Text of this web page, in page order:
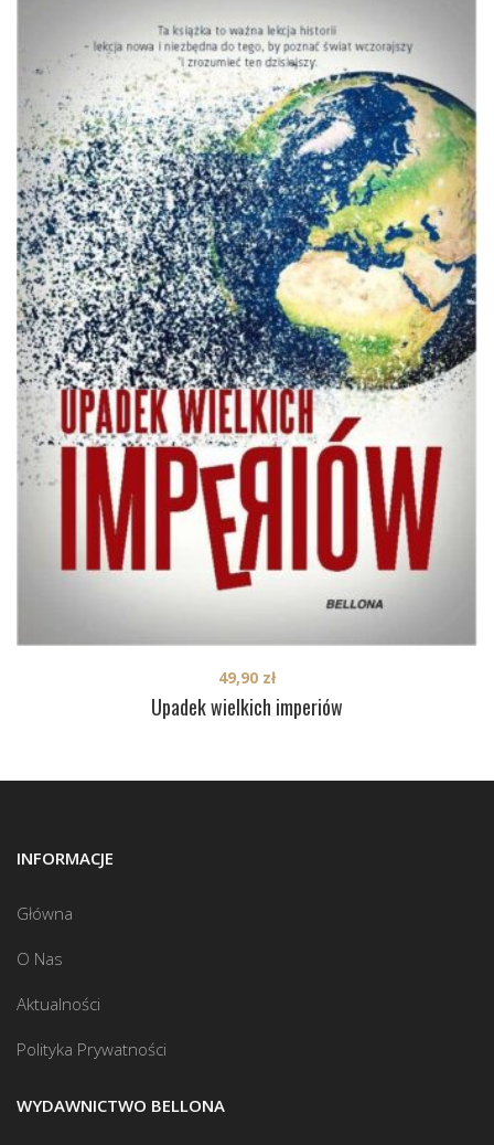
Upadek wielkich imperiów
49,90 zł
INFORMACJE
Główna
O Nas
Aktualności
Polityka Prywatności
WYDAWNICTWO BELLONA